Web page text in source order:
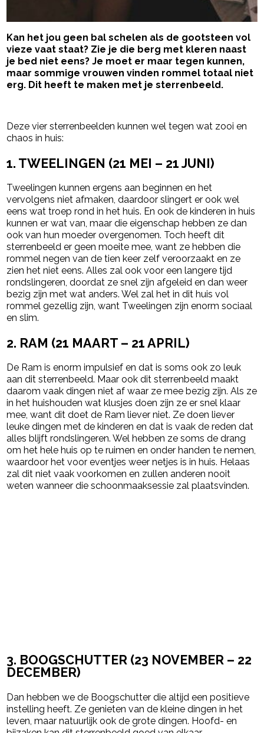
Kan het jou geen bal schelen als de gootsteen vol
vieze vaat staat? Zie je die berg met kleren naast
je bed niet eens? Je moet er maar tegen kunnen,
maar sommige vrouwen vinden rommel totaal niet
erg. Dit heeft te maken met je sterrenbeeld.
Deze vier sterrenbeelden kunnen wel tegen wat zooi en
chaos in huis:
1. TWEELINGEN (21 MEI – 21 JUNI)
Tweelingen kunnen ergens aan beginnen en het
vervolgens niet afmaken, daardoor slingert er ook wel
eens wat troep rond in het huis. En ook de kinderen in huis
kunnen er wat van, maar die eigenschap hebben ze dan
ook van hun moeder overgenomen. Toch heeft dit
sterrenbeeld er geen moeite mee, want ze hebben die
rommel negen van de tien keer zelf veroorzaakt en ze
zien het niet eens. Alles zal ook voor een langere tijd
rondslingeren, doordat ze snel zijn afgeleid en dan weer
bezig zijn met wat anders. Wel zal het in dit huis vol
rommel gezellig zijn, want Tweelingen zijn enorm sociaal
en slim.
2. RAM (21 MAART – 21 APRIL)
De Ram is enorm impulsief en dat is soms ook zo leuk
aan dit sterrenbeeld. Maar ook dit sterrenbeeld maakt
daarom vaak dingen niet af waar ze mee bezig zijn. Als ze
in het huishouden wat klusjes doen zijn ze er snel klaar
mee, want dit doet de Ram liever niet. Ze doen liever
leuke dingen met de kinderen en dat is vaak de reden dat
alles blijft rondslingeren. Wel hebben ze soms de drang
om het hele huis op te ruimen en onder handen te nemen,
waardoor het voor eventjes weer netjes is in huis. Helaas
zal dit niet vaak voorkomen en zullen anderen nooit
weten wanneer die schoonmaaksessie zal plaatsvinden.
3. BOOGSCHUTTER (23 NOVEMBER – 22
DECEMBER)
Dan hebben we de Boogschutter die altijd een positieve
instelling heeft. Ze genieten van de kleine dingen in het
leven, maar natuurlijk ook de grote dingen. Hoofd- en